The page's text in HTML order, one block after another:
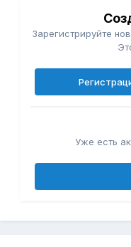
Зарегистрируйте
Уже есть